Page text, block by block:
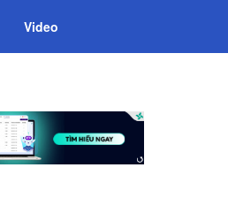
Video